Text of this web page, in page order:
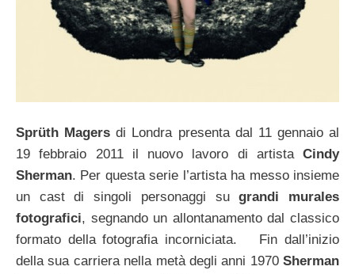
Sprüth Magers di Londra presenta dal 11 gennaio al
19 febbraio 2011 il nuovo lavoro di artista Cindy
Sherman. Per questa serie l’artista ha messo insieme
un cast di singoli personaggi sugrandi murales
fotografici, segnando un allontanamento dal classico
formato della fotografia incorniciata. Fin dall’inizio
della sua carriera nella metà degli anni 1970 Sherman